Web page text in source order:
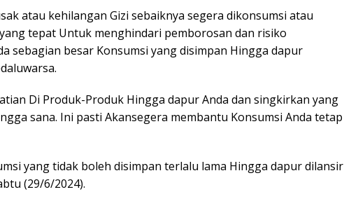
atau kehilangan Gizi sebaiknya segera dikonsumsi atau
tepat Untuk menghindari pemborosan dan risiko
sebagian besar Konsumsi yang disimpan Hingga dapur
Di Produk-Produk Hingga dapur Anda dan singkirkan yang
sana. Ini pasti Akansegera membantu Konsumsi Anda tetap
yang tidak boleh disimpan terlalu lama Hingga dapur dilansir
(29/6/2024).